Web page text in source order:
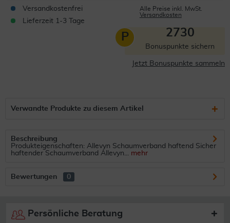
Versandkostenfrei
Lieferzeit 1-3 Tage
Alle Preise inkl. MwSt.
Versandkosten
P 2730
Bonuspunkte sichern
Jetzt Bonuspunkte sammeln
Verwandte Produkte zu diesem Artikel
Beschreibung
Produkteigenschaften: Allevyn Schaumverband haftend Sicher
haftender Schaumverband Allevyn... mehr
Bewertungen 0
Persönliche Beratung